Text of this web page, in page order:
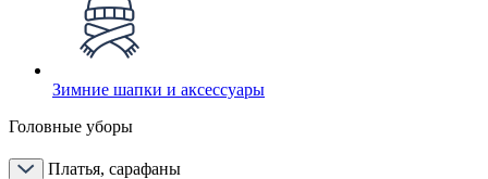
Зимние шапки и аксессуары
Головные уборы
Платья, сарафаны